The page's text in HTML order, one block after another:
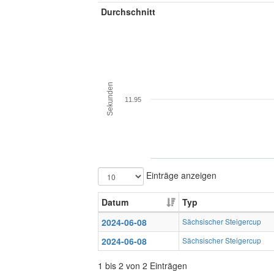
Durchschnitt
Sekunden 11.95
Einträge anzeigen
Datum
Typ
2024-06-08
Sächsischer Steigercup
2024-06-08 Sächsischer Steigercup
1 bis 2 von 2 Einträgen